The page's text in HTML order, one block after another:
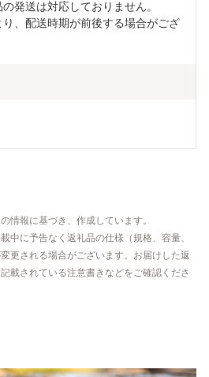
発送は対応しておりません。
、配送時期が前後する場合がござ
情報に基づき、作成しています。
中に予告なく返礼品の仕様（規格、容量、
更される場合がございます。お届けした返
載されている注意書きなどをご確認くださ